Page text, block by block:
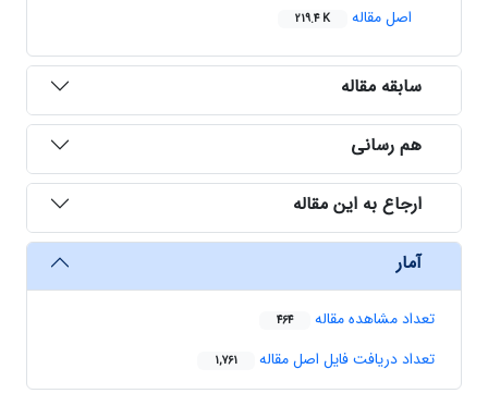
اصل مقاله
219.4 K
سابقه مقاله
هم رسانی
ارجاع به این مقاله
آمار
تعداد مشاهده مقاله 464
تعداد دریافت فایل اصل مقاله 1,761